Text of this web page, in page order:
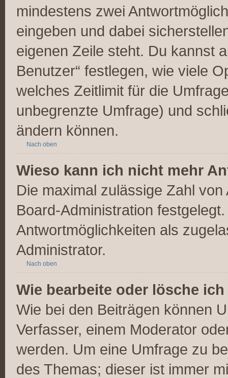
mindestens zwei
eingeben und dabei
eigenen Zeile steht. Du kannst
Benutzer“ festlegen, wie viele
welches Zeitlimit für die
unbegrenzte Umfrage) und
ändern können.
Nach oben
Wieso kann ich nicht mehr
Die maximal zulässige Zahl
Board-Administration
Antwortmöglichkeiten als
Administrator.
Nach oben
Wie bearbeite oder lösche
Wie bei den Beiträgen können
Verfasser, einem Moderator
werden. Um eine Umfrage zu
des Themas; dieser ist immer